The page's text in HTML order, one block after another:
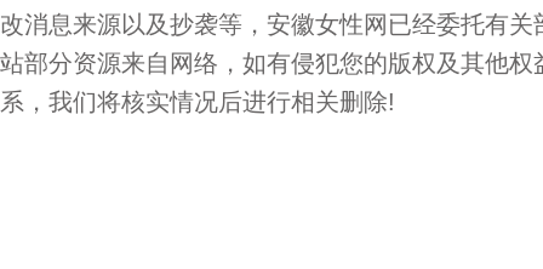
改消息来源以及抄袭等，安徽女性网已经委托有
站部分资源来自网络，如有侵犯您的版权及其他权
系，我们将核实情况后进行相关删除!